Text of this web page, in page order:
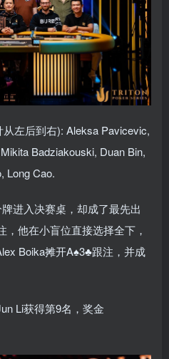
左后到右): Aleksa Pavicevic,
Badziakouski, Duan Bin,
Long Cao.
进入决赛桌，却成了最先出
，他在小盲位直接选择全下，
Boika摊开A♠3♣跟注，并成
Li获得第9名，奖金